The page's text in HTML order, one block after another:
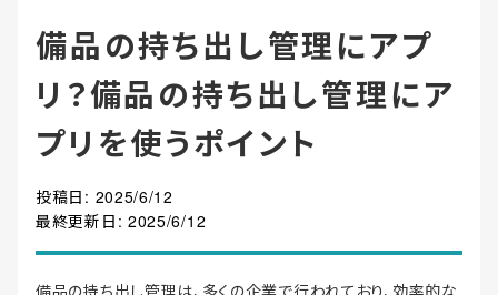
導入事例
お役立ち情報
備品の持ち出し管理にアプ
リ？備品の持ち出し管理にア
プリを使うポイント
投稿日: 2025/6/12
最終更新日: 2025/6/12
備品の持ち出し管理は、多くの企業で行われており、効率的な